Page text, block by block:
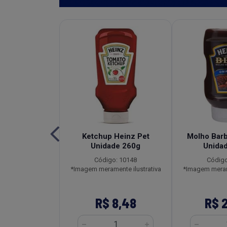
Ketchup Heinz Pet
Unidade 260g
Código: 10148
*Imagem meramente ilustrativa
R$ 8,48
Molho
*Imagem
R$